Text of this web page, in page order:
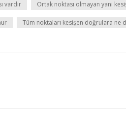
vardır Ortak noktası olmayan yani
Tüm noktaları kesişen doğrulara ne